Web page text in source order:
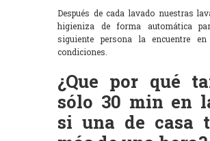
Después de cada lavado nuestras
higieniza de forma automática
siguiente persona la encuentre en
condiciones.
¿Que por qué
sólo 30 min en
si una de casa